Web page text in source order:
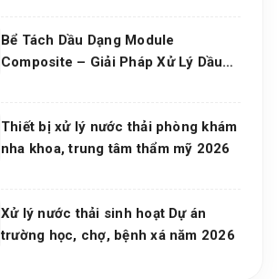
Bể Tách Dầu Dạng Module
Composite – Giải Pháp Xử Lý Dầu
Thiết bị xử lý nước thải phòng khám
nha khoa, trung tâm thẩm mỹ 2026
Xử lý nước thải sinh hoạt Dự án
trường học, chợ, bệnh xá năm 2026